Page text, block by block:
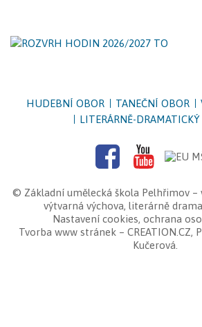
HUDEBNÍ OBOR TANEČNÍ OBOR
LITERÁRNĚ-
© Základní umělecká škola Pelhřimov –
výtvarná výchova, literárně
Nastavení cookies, ochrana
Tvorba www stránek – CREATION.CZ,
Kučerová.